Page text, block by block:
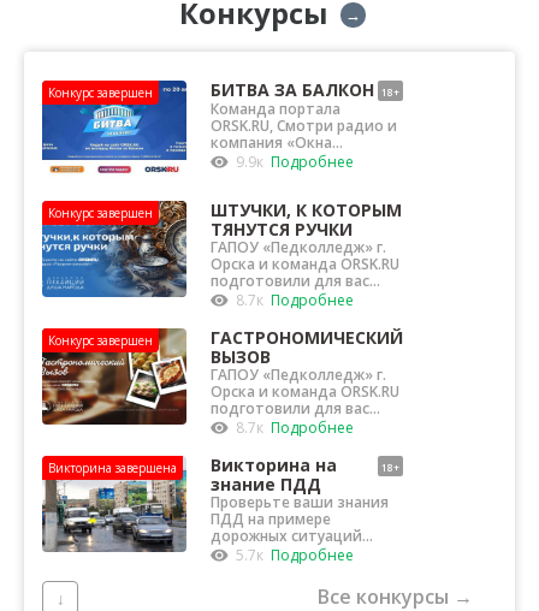
Конкурсы →
Конкурс завершен БИТВА ЗА БАЛКОН 18+
Команда портала
ORSK.RU, Смотри радио и
компания «Окна
«Фаворит» (ИП Гелунг О...
9.9к Подробнее
Конкурс завершен
ШТУЧКИ, К КОТОРЫМ
ТЯНУТСЯ РУЧКИ
ГАПОУ «Педколледж» г.
Орска и команда ORSK.RU
подготовили для вас
конкурс тра...
8.7к Подробнее
Конкурс завершен
ГАСТРОНОМИЧЕСКИЙ
ВЫЗОВ
ГАПОУ «Педколледж» г.
Орска и команда ORSK.RU
подготовили для вас
интересный,...
8.7к Подробнее
Викторина завершена
Викторина на
знание ПДД
18+
Проверьте ваши знания
ПДД на примере
дорожных ситуаций
Орска
5.7к Подробнее
↓ Все конкурсы →